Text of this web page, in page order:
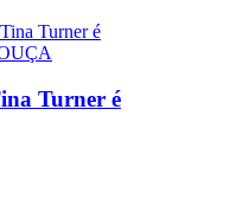
Turner é